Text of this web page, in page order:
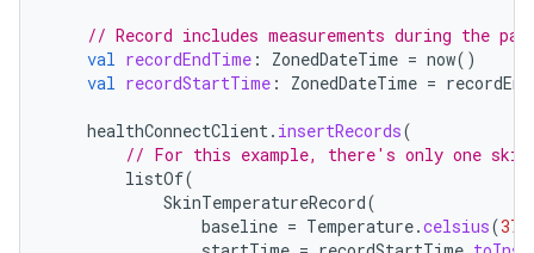
// Record includes measurements during the
val recordEndTime : ZonedDateTime = now()
val recordStartTime : ZonedDateTime =
healthConnectClient. insertRecords(
// For this example, there's only one skin
listOf(
SkinTemperatureRecord(
baseline = Temperature.celsius(